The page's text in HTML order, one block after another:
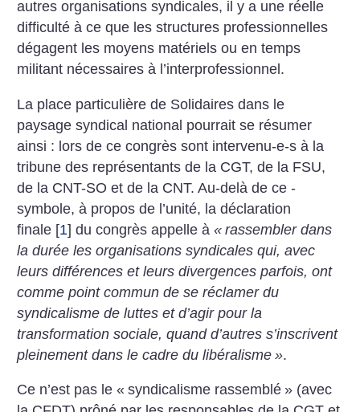
autres organisations syndicales, il y a une réelle
difficulté à ce que les structures professionnelles
dégagent les moyens matériels ou en temps
militant nécessaires à l’interprofessionnel.
La place particulière de Solidaires dans le
paysage syndical national pourrait se résumer
ainsi : lors de ce congrès sont intervenu-e-s à la
tribune des représentants de la CGT, de la FSU,
de la CNT-SO et de la CNT. Au-delà de ce ­
symbole, à propos de l’unité, la déclaration
finale [1] du congrès appelle à« rassembler dans
la durée les organisations syndicales qui, avec
leurs différences et leurs divergences parfois, ont
comme point commun de se réclamer du
syndicalisme de luttes et d’agir pour la
transformation sociale, quand d’autres s’inscrivent
pleinement dans le cadre du libéralisme ».
Ce n’est pas le « syndicalisme rassemblé » (avec